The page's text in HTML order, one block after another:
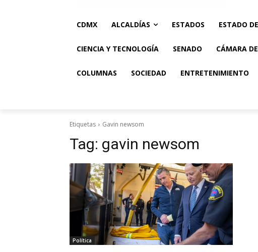
CDMX ALCALDÍAS ESTADOS ESTADO
CIENCIA Y TECNOLOGÍA SENADO CÁMARA
COLUMNAS SOCIEDAD ENTRETENIMIENTO
Etiquetas Gavin newsom
Tag: gavin newsom
Política